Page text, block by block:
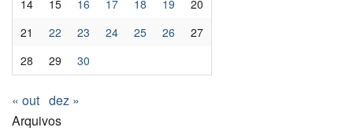
14
15 16 17 18 19
20
21
22 23 24 25 26
27
28
29 30
« out dez »
Arquivos